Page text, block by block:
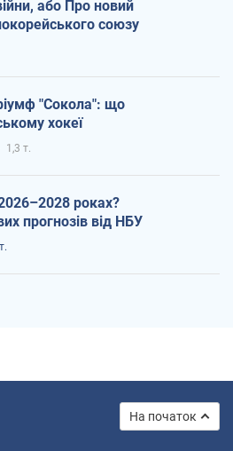
або Про новий
союзу
"Сокола": що
хокеї
1,3 т.
роках?
прогнозів від НБУ
На початок